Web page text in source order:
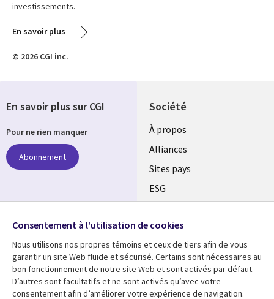
investissements.
En savoir plus
© 2026 CGI inc.
Société
À propos
Alliances
Sites pays
ESG
Fusions
Salle de presse
En savoir plus sur CGI
Pour ne rien manquer
Abonnement
Suivez-nous
Social
Media
Global
FR
Consentement à l'utilisation de cookies
Nous utilisons nos propres témoins et ceux de tiers afin de vous
garantir un site Web fluide et sécurisé. Certains sont nécessaires au
bon fonctionnement de notre site Web et sont activés par défaut.
D’autres sont facultatifs et ne sont activés qu’avec votre
consentement afin d’améliorer votre expérience de navigation.